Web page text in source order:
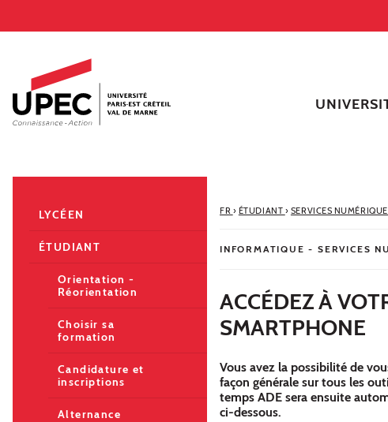
Accès directs
Recherche
Navigation secondaire
FR › ÉTUDIANT › SERVICES
INFORMATIQUE - SERVICES
ACCÉDEZ À
SMARTPHONE
Vous avez la possibilité de
façon générale sur tous les
temps ADE sera ensuite
ci-dessous.
LYCÉEN
ÉTUDIANT
Orientation -
Réorientation
Choisir sa
formation
Candidature et
inscriptions
Alternance